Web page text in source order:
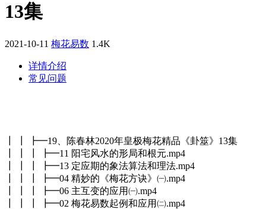
13集
2021-10-11 梅花易数 1.4K
详情介绍
常见问题
┃ ┃ ┣━19、陈春林2020年皇极梅花精品《卦筮》13集
┃ ┃ ┃ ┣━11 阳宅风水的形局和根元.mp4
┃ ┃ ┃ ┣━13 定应期的象法算法和理法.mp4
┃ ┃ ┃ ┣━04 精妙的《梅花方诀》㈠.mp4
┃ ┃ ┃ ┣━06 主互变的应用㈠.mp4
┃ ┃ ┃ ┣━02 梅花易数起例和应用㈡.mp4